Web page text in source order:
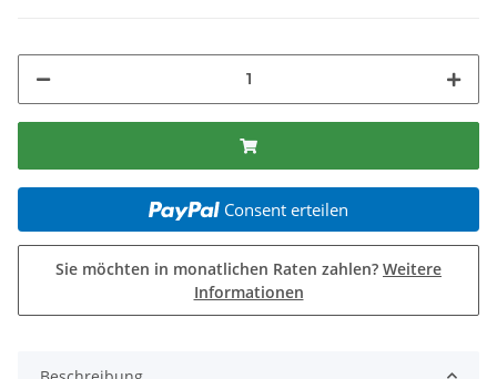
Consent erteilen
Sie möchten in monatlichen Raten zahlen? Weitere
Informationen